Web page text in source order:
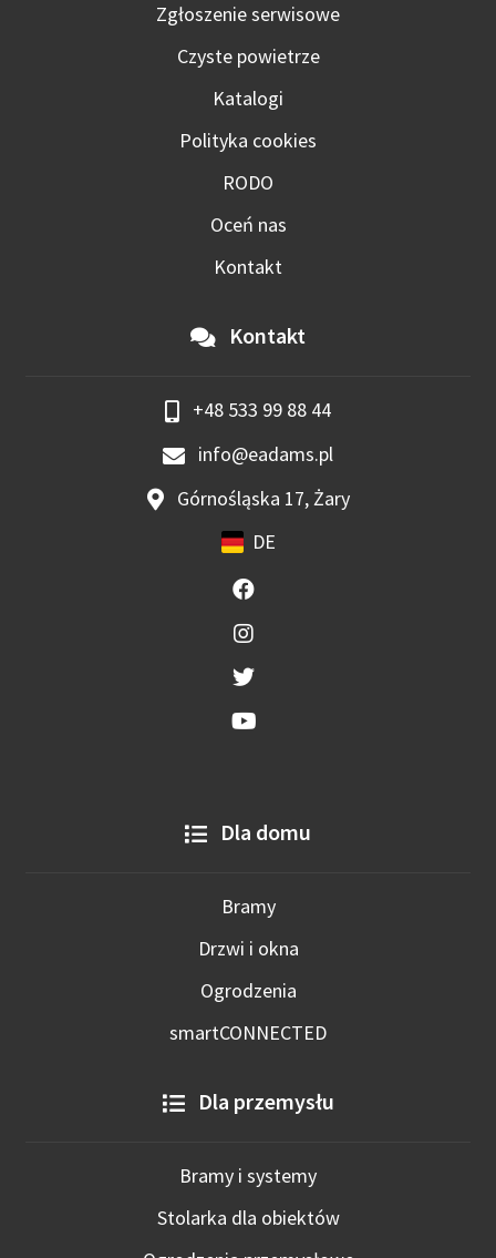
Zgłoszenie serwisowe
Czyste powietrze
Katalogi
Polityka cookies
RODO
Oceń nas
Kontakt
Kontakt
+48 533 99 88 44
info@eadams.pl
Górnośląska 17, Żary
DE
Dla domu
Bramy
Drzwi i okna
Ogrodzenia
smartCONNECTED
Dla przemysłu
Bramy i systemy
Stolarka dla obiektów